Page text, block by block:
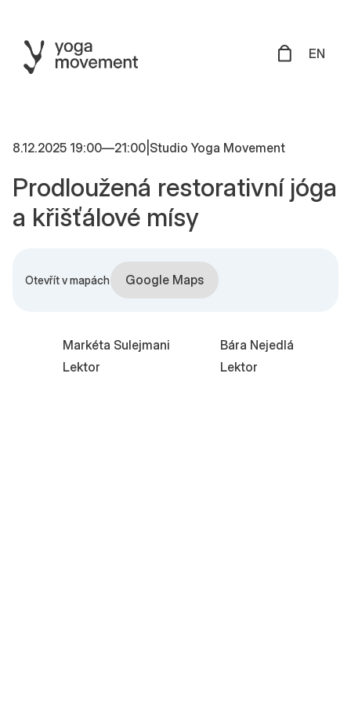
EN
8.12.2025 19:00—21:00 Studio Yoga Movement
Prodloužená restorativní jóga
a křišťálové mísy
Otevřít v mapách Google Maps
Markéta Sulejmani
Lektor
Bára Nejedlá
Lektor